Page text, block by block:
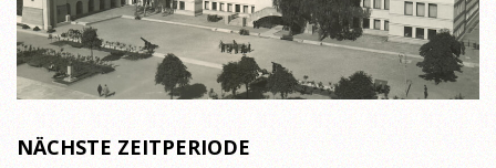
NÄCHSTE ZEITPERIODE